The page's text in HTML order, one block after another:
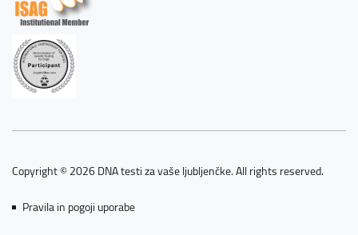
Copyright © 2026 DNA testi za vaše ljubljenčke. All rights reserved.
Pravila in pogoji uporabe